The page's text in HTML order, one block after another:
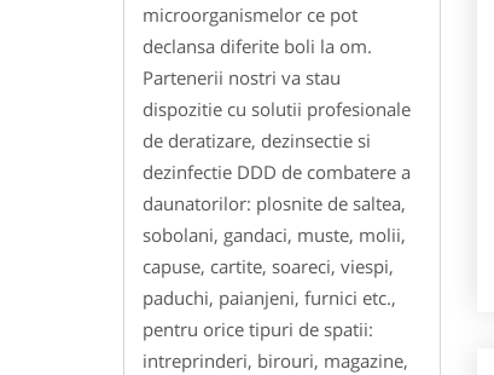
microorganismelor ce pot
declansa diferite boli la om.
Partenerii nostri va stau
dispozitie cu solutii profesionale
de deratizare, dezinsectie si
dezinfectie DDD de combatere a
daunatorilor: plosnite de saltea,
sobolani, gandaci, muste, molii,
capuse, cartite, soareci, viespi,
paduchi, paianjeni, furnici etc.,
pentru orice tipuri de spatii:
intreprinderi, birouri, magazine,